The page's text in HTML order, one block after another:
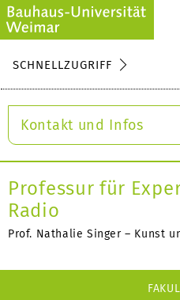
SCHNELLZUGRIFF
Kontakt und Infos
Professur für
Radio
Prof. Nathalie Singer – Kunst